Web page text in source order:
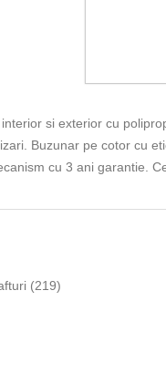
si exterior cu
Buzunar pe cotor cu
cu 3 ani garantie.
(219)